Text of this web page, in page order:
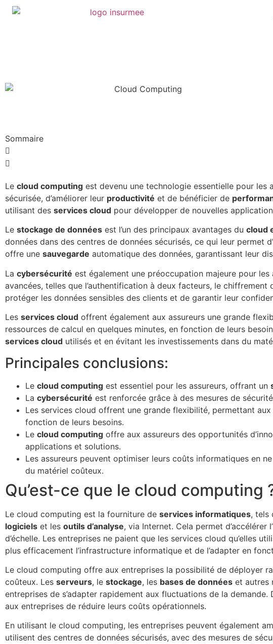
Sommaire
Le cloud computing est devenu une technologie essentielle pour les
sécurisée, d’améliorer leur productivité et de bénéficier de
utilisant des services cloud pour développer de nouvelles
Le stockage de données est l’un des principaux avantages du cloud
données dans des centres de données sécurisés, ce qui leur
offre une sauvegarde automatique des données, garantissant leur
La cybersécurité est également une préoccupation majeure pour
avancées, telles que l’authentification à deux facteurs, le
protéger les données sensibles des clients et de garantir leur
Les services cloud offrent également aux assureurs une grande
ressources de calcul en quelques minutes, en fonction de leurs
services cloud utilisés et en évitant les investissements dans du
Principales conclusions:
Le cloud computing est essentiel pour les assureurs, offrant un
La cybersécurité est renforcée grâce à des mesures de
Les services cloud offrent une grande flexibilité, permettant
fonction de leurs besoins.
Le cloud computing offre aux assureurs des opportunités
applications et solutions.
Les assureurs peuvent optimiser leurs coûts informatiques en
du matériel coûteux.
Qu’est-ce que le cloud computing
Le cloud computing est la fourniture de services informatiques, tels
logiciels et les outils d’analyse, via Internet. Cela permet
d’échelle. Les entreprises ne paient que les services cloud qu’elles
plus efficacement l’infrastructure informatique et de l’adapter en
Le cloud computing offre aux entreprises la possibilité de déployer
coûteux. Les serveurs, le stockage, les bases de données et autres
entreprises de s’adapter rapidement aux fluctuations de la
aux entreprises de réduire leurs coûts opérationnels.
En utilisant le cloud computing, les entreprises peuvent également
utilisent des centres de données sécurisés, avec des mesures de